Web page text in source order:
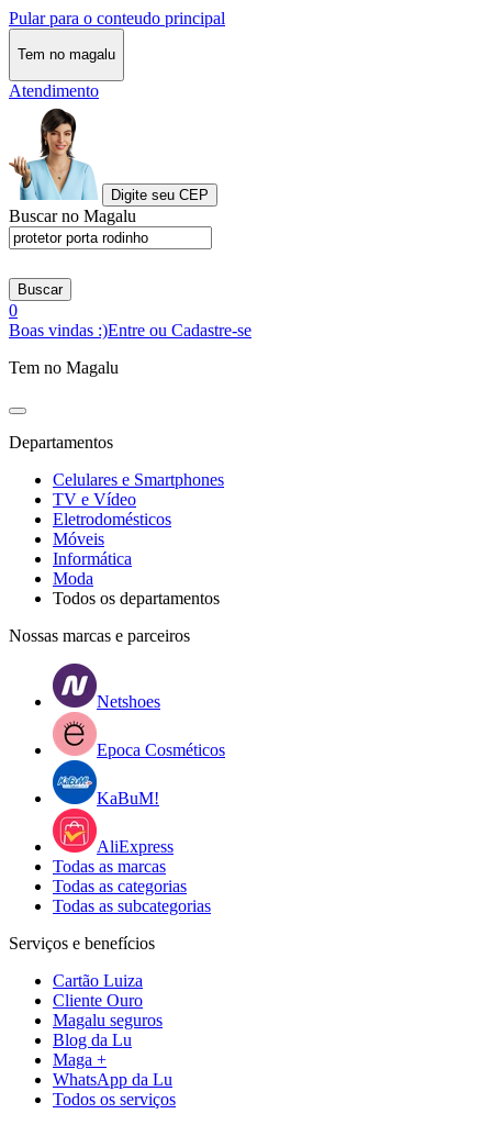
Pular para o conteudo principal
Tem no magalu
Atendimento
Digite seu CEP
Buscar no Magalu
Buscar
0
Boas vindas :)Entre ou Cadastre-se
Tem no Magalu
Departamentos
Celulares e Smartphones
TV e Vídeo
Eletrodomésticos
Móveis
Informática
Moda
Todos os departamentos
Nossas marcas e parceiros
Netshoes
Epoca Cosméticos
KaBuM!
AliExpress
Todas as marcas
Todas as categorias
Todas as subcategorias
Serviços e benefícios
Cartão Luiza
Cliente Ouro
Magalu seguros
Blog da Lu
Maga +
WhatsApp da Lu
Todos os serviços